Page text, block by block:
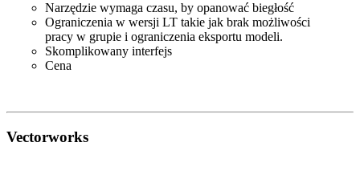
Narzędzie wymaga czasu, by opanować biegłość
Ograniczenia w wersji LT takie jak brak możliwości
pracy w grupie i ograniczenia eksportu modeli.
Skomplikowany interfejs
Cena
Vectorworks